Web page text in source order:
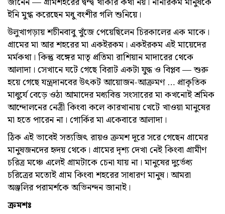
ইনি মুগ্ধ করেছেন মধু বংশীর গলি শুনিয়ে।
উলুখাগড়ায় শচীনবাবু খুঁজে পেয়েছিলেন চিরকালের এক মাকে।
গ্রামের মা আর শহরের মা এক‌ইরকম। এক‌ইরকম এই মায়েদের
মর্মকথা। কিন্তু বঙ্গের মাতৃ প্রতিমা রাশিয়ান মাদারের থেকে
আলাদা। সেখানে ঘটে গেছে বিরাট একটা যুদ্ধ ও বিপ্লব — শুরু
হয়ে গেছে যন্ত্রদানবের উৎকট আয়োজন-আক্রমণ … প্রাকৃতিক
মাধুর্যে বেড়ে ওঠা আমাদের মধ্যবিত্ত সংসারের মা কখনোই শ্রমিক
আন্দোলনের নেত্রী কিংবা কলে কারখানায় খেটে খাওয়া মানুষের
মা হতে পারেন না। গোর্কির মা একেবারে আলাদা।
ঠিক এই ভাবেই সত্যজিৎ রায়‌ও ক্রমশ দূরে সরে গেছেন গ্রামের
মানুষজনদের হৃদয় থেকে। গ্রামের দৃশ্য দেখা নেই কিংবা গ্রামীণ
চরিত্র মঞ্চে এলেই গ্রামটাকে চেনা যায় না। মানুষের দুর্ভেধ্য
চরিত্রের মতোই গ্রাম কিংবা শহরের সাধারণ মানুষ। আমরা
অঞ্জলির পরামর্শকে অভিনন্দন জানাই।
ক্রমশঃ